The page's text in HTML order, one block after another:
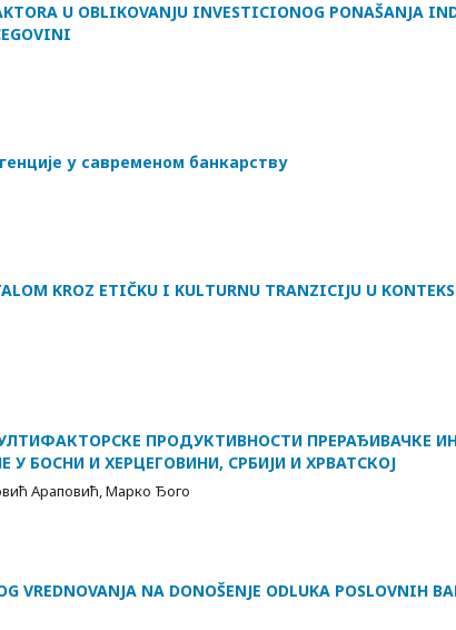
U OBLIKOVANJU INVESTICIONOG PONAŠANJA
у савременом банкарству
KROZ ETIČKU I KULTURNU TRANZICIJU U
ПРОДУКТИВНОСТИ ПРЕРАЂИВАЧКЕ
У БОСНИ И ХЕРЦЕГОВИНИ, СРБИЈИ И ХРВАТСКОЈ
Араповић, Марко Ђого
VREDNOVANJA NA DONOŠENJE ODLUKA POSLOVNIH